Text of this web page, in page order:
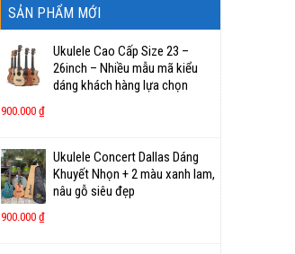
SẢN PHẨM MỚI
Ukulele Cao Cấp Size 23 –
26inch – Nhiều mẫu mã kiểu
dáng khách hàng lựa chọn
900.000 ₫
Ukulele Concert Dallas Dáng
Khuyết Nhọn + 2 màu xanh lam,
nâu gỗ siêu đẹp
900.000 ₫